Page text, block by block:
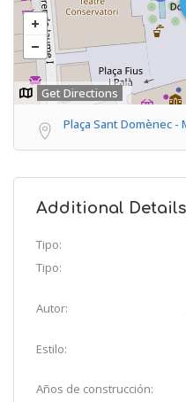
Get Directions
Plaça Sant Domènec -
Additional Details
Tipo:
Tipo:
Autor:
Estilo:
Años de construcción: